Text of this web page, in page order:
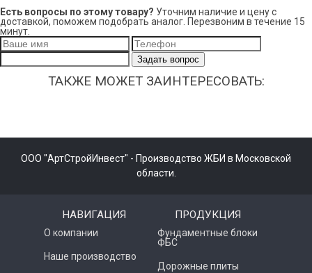
Есть вопросы по этому товару? Уточним наличие и цену с
доставкой, поможем подобрать аналог. Перезвоним в течение 15
минут.
Задать вопрос
ТАКЖЕ МОЖЕТ ЗАИНТЕРЕСОВАТЬ:
ООО "АртСтройИнвест" - Производство ЖБИ в Московской
области.
НАВИГАЦИЯ
О компании
Наше производство
ПРОДУКЦИЯ
Фундаментные блоки
ФБС
Дорожные плиты